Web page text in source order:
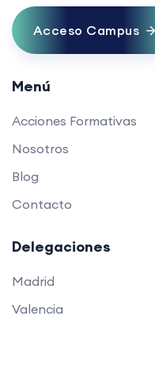
Acceso Campus
Menú
Acciones Formativas
Nosotros
Blog
Contacto
Delegaciones
Madrid
Valencia